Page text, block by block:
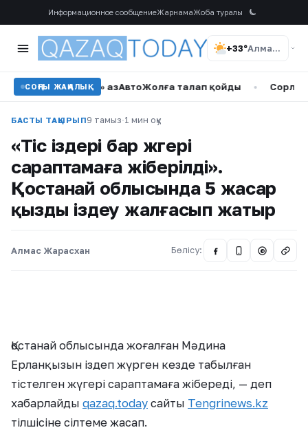
Информационное сообщениеЖарнамаЖоба туралы
+33° Алматы
СОҢҒЫ ЖАҢАЛЫҚҚазАвтоЖолға талап қойды • Сорлаған
БАСТЫ ТАҚЫРЫП9 тамыз·1 мин оқу
«Тіс іздері бар жүгері
сараптамаға жіберілді».
Қостанай облысында 5 жасар
қызды іздеу жалғасып жатыр
Алмас Жарасхан Бөлісу: @
Қостанай облысында жоғалған Мәдина
Ерланқызын іздеп жүрген кезде табылған
тістелген жүгері сараптамаға жібереді, — деп
хабарлайды qazaq.today сайты Tengrinews.kz
тілшісіне сілтеме жасап.